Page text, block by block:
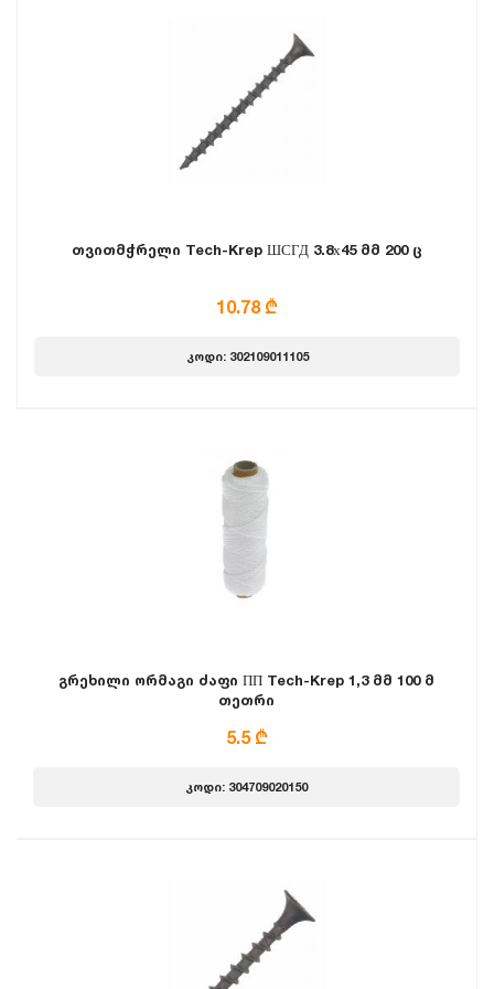
თვითმჭრელი Tech-Krep ШСГД 3.8х45 მმ 200 ც
10.78 ₾
კოდი: 302109011105
გრეხილი ორმაგი ძაფი ПП Tech-Krep 1,3 მმ 100 მ
თეთრი
5.5 ₾
კოდი: 304709020150